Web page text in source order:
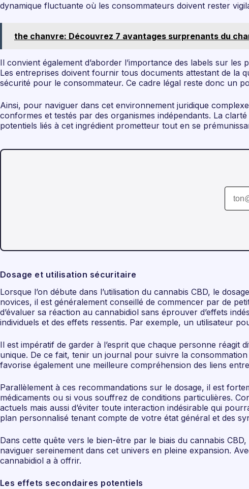
dynamique fluctuante où les consommateurs doivent rester
the chanvre: Découvrez 7 avantages surprenants du
Il convient également d’aborder l’importance des labels sur
Les entreprises doivent fournir tous documents attestant de la
sécurité pour le consommateur. Ce cadre légal reste donc un
Ainsi, pour naviguer dans cet environnement juridique
conformes et testés par des organismes indépendants. La
potentiels liés à cet ingrédient prometteur tout en se
Dosage et utilisation sécuritaire
Lorsque l’on débute dans l’utilisation du cannabis CBD, le
novices, il est généralement conseillé de commencer par de
d’évaluer sa réaction au cannabidiol sans éprouver d’effets
individuels et des effets ressentis. Par exemple, un utilisateur
Il est impératif de garder à l’esprit que chaque personne
unique. De ce fait, tenir un journal pour suivre la
favorise également une meilleure compréhension des liens
Parallèlement à ces recommandations sur le dosage, il est
médicaments ou si vous souffrez de conditions particulières.
actuels mais aussi d’éviter toute interaction indésirable qui
plan personnalisé tenant compte de votre état général et des
Dans cette quête vers le bien-être par le biais du cannabis
naviguer sereinement dans cet univers en pleine expansion.
cannabidiol a à offrir.
Les effets secondaires potentiels